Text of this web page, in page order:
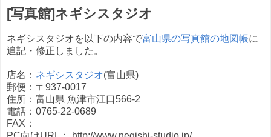
[写真館]ネギシスタジオ
ネギシスタジオを以下の内容で富山県の写真館の地図帳に
追記・修正しました。
店名： ネギシスタジオ(富山県)
郵便：〒937-0017
住所：富山県 魚津市江口566-2
電話：0765-22-0689
FAX：